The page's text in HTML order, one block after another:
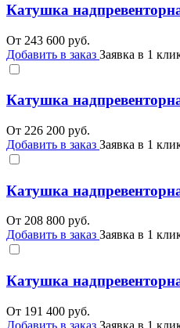
Катушка
От 243 600 руб.
Добавить в заказ Заявка в 1
Катушка
От 226 200 руб.
Добавить в заказ Заявка в 1
Катушка
От 208 800 руб.
Добавить в заказ Заявка в 1
Катушка
От 191 400 руб.
Добавить в заказ Заявка в 1